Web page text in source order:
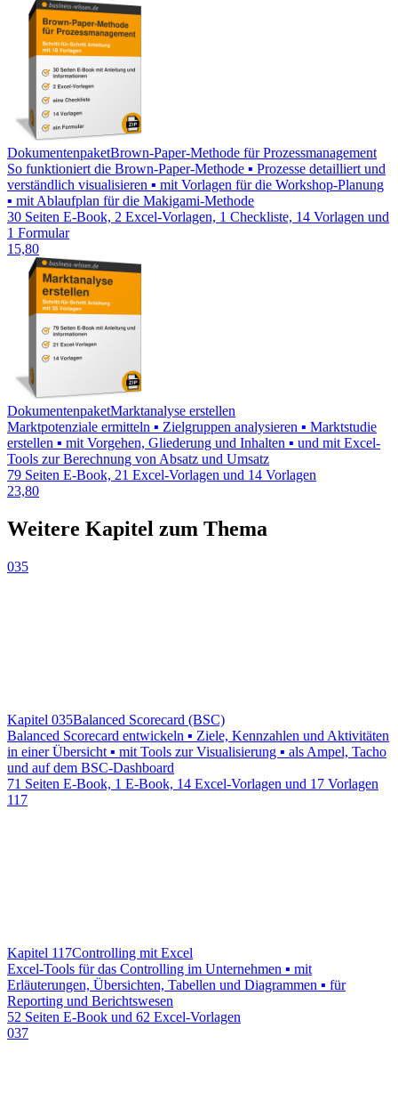
DokumentenpaketBrown-Paper-Methode für Prozessmanagement
So funktioniert die Brown-Paper-Methode ▪ Prozesse detailliert und
verständlich visualisieren ▪ mit Vorlagen für die Workshop-Planung
▪ mit Ablaufplan für die Makigami-Methode
30 Seiten E-Book, 2 Excel-Vorlagen, 1 Checkliste, 14 Vorlagen und
1 Formular
15,80
DokumentenpaketMarktanalyse erstellen
Marktpotenziale ermitteln ▪ Zielgruppen analysieren ▪ Marktstudie
erstellen ▪ mit Vorgehen, Gliederung und Inhalten ▪ und mit Excel-
Tools zur Berechnung von Absatz und Umsatz
79 Seiten E-Book, 21 Excel-Vorlagen und 14 Vorlagen
23,80
Weitere Kapitel zum Thema
035
Kapitel 035Balanced Scorecard (BSC)
Balanced Scorecard entwickeln ▪ Ziele, Kennzahlen und Aktivitäten
in einer Übersicht ▪ mit Tools zur Visualisierung ▪ als Ampel, Tacho
und auf dem BSC-Dashboard
71 Seiten E-Book, 1 E-Book, 14 Excel-Vorlagen und 17 Vorlagen
117
Kapitel 117Controlling mit Excel
Excel-Tools für das Controlling im Unternehmen ▪ mit
Erläuterungen, Übersichten, Tabellen und Diagrammen ▪ für
Reporting und Berichtswesen
52 Seiten E-Book und 62 Excel-Vorlagen
037